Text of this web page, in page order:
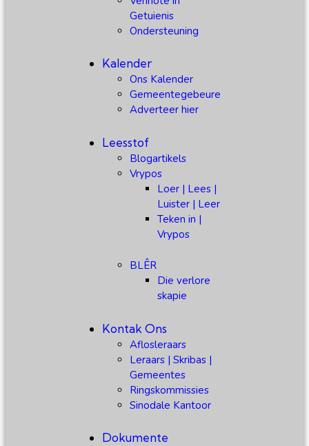
Getuienis
Ondersteuning
Kalender
Ons Kalender
Gemeentegebeure
Adverteer hier
Leesstof
Blogartikels
Vrypos
Loer | Lees |
Luister | Leer
Teken in |
Vrypos
BLÊR
Die verlore
skapie
Kontak Ons
Aflosleraars
Leraars | Skribas |
Gemeentes
Ringskommissies
Sinodale Kantoor
Dokumente